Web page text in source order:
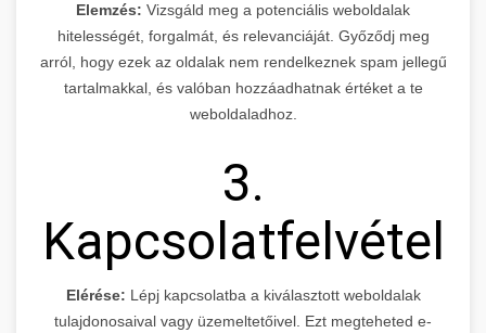
Elemzés: Vizsgáld meg a potenciális weboldalak
hitelességét, forgalmát, és relevanciáját. Győződj meg
arról, hogy ezek az oldalak nem rendelkeznek spam jellegű
tartalmakkal, és valóban hozzáadhatnak értéket a te
weboldaladhoz.
3.
Kapcsolatfelvétel
Elérése: Lépj kapcsolatba a kiválasztott weboldalak
tulajdonosaival vagy üzemeltetőivel. Ezt megteheted e-